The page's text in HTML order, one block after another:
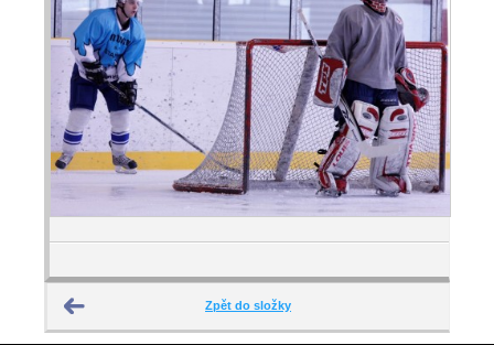
Zpět do složky